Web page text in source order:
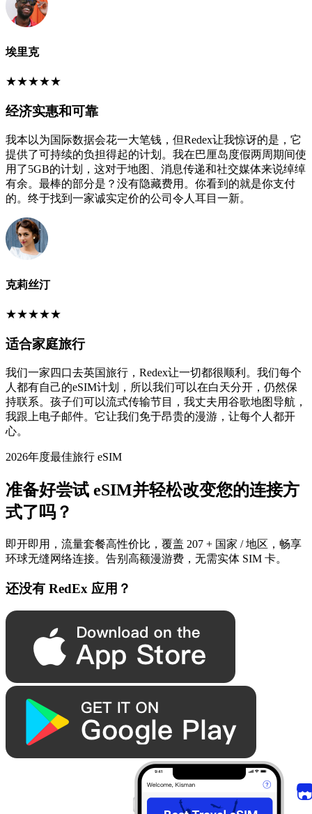
埃里克
★★★★★
经济实惠和可靠
我本以为国际数据会花一大笔钱，但Redex让我惊讶的是，它
提供了可持续的负担得起的计划。我在巴厘岛度假两周期间使
用了5GB的计划，这对于地图、消息传递和社交媒体来说绰绰
有余。最棒的部分是？没有隐藏费用。你看到的就是你支付
的。终于找到一家诚实定价的公司令人耳目一新。
克莉丝汀
★★★★★
适合家庭旅行
我们一家四口去英国旅行，Redex让一切都很顺利。我们每个
人都有自己的eSIM计划，所以我们可以在白天分开，仍然保
持联系。孩子们可以流式传输节目，我丈夫用谷歌地图导航，
我跟上电子邮件。它让我们免于昂贵的漫游，让每个人都开
心。
2026年度最佳旅行 eSIM
准备好尝试 eSIM并轻松改变您的连接方
式了吗？
即开即用，流量套餐高性价比，覆盖 207 + 国家 / 地区，畅享
环球无缝网络连接。告别高额漫游费，无需实体 SIM 卡。
还没有 RedEx 应用？